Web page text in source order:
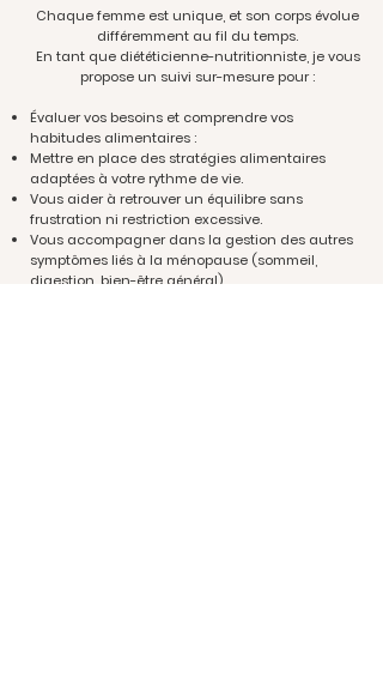
Chaque femme est unique, et son corps évolue
différemment au fil du temps.
En tant que diététicienne-nutritionniste, je vous
propose un suivi sur-mesure pour :
Évaluer vos besoins et comprendre vos
habitudes alimentaires :
Mettre en place des stratégies alimentaires
adaptées à votre rythme de vie.
Vous aider à retrouver un équilibre sans
frustration ni restriction excessive.
Vous accompagner dans la gestion des autres
symptômes liés à la ménopause (sommeil,
digestion, bien-être général).